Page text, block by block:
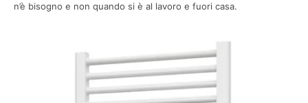
n’è bisogno e non quando si è al lavoro e fuori casa.